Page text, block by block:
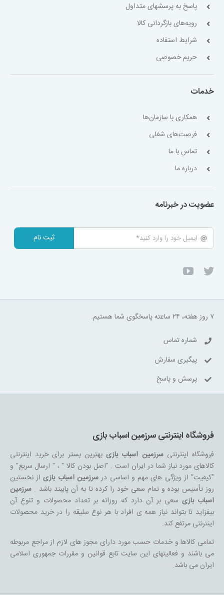
پاسخ به پرسشهای متداول
رویه‌های بازگردانی کالا
شرایط استفاده
حریم خصوصی
خدمات
همکاری با سازمان‌ها
فرصت‌های شغلی
تماس با ما
درباره ما
عضویت در خبرنامه
ثبت نام
۷ روز هفته، ۲۴ ساعته پاسخگوی شما هستیم.
شماره تماس
پیگیری سفارش
پرسش و پاسخ
فروشگاه اینترنتی سرزمین اسباب بازی
فروشگاه اینترنتیسرزمین اسباب بازیبهترین بستر برای خرید اینترنتی
کالاهای مورد نیاز شما در ایران است . "اصل بودن کالا " ، " ارسال سریع" و
"کیفیت" از ویژگی های مهم و اساسی در سرزمین اسباب بازیاز نخستین
روز تأسیس بوده و تمام سعی خود را کرده تا به آن پایبند باشد .سرزمین
اسباب بازیسعی بر آن دارد که روزانه بر تعداد محصولات و تنوع آن
بیفزاید تا بتواند نیاز همه ی افراد با هر نوع سلیقه را در خرید محصولات
اینترنتی مرتفع کند.
تمامی کالاها و خدمات حسب مورد دارای مجوز های لازم از مراجع مربوطه
می باشند و فعالیتهای این سایت تابع قوانین و مقررات جمهوری اسلامی
ایران می باشد.